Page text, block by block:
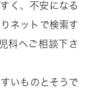
く、不安になる
ネットで検索す
科へご相談下さ
いものとそうで